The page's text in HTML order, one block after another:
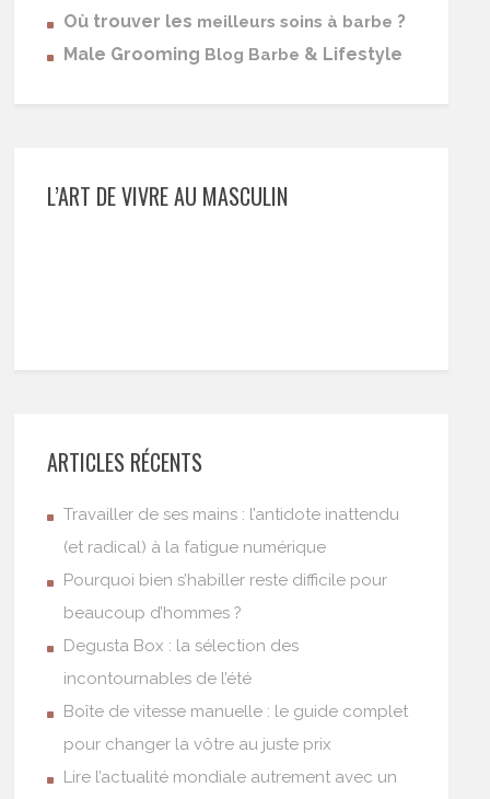
Où trouver les meilleurs soins à barbe ?
Male Grooming Blog Barbe & Lifestyle
L’ART DE VIVRE AU MASCULIN
ARTICLES RÉCENTS
Travailler de ses mains : l’antidote inattendu
(et radical) à la fatigue numérique
Pourquoi bien s’habiller reste difficile pour
beaucoup d’hommes ?
Degusta Box : la sélection des
incontournables de l’été
Boîte de vitesse manuelle : le guide complet
pour changer la vôtre au juste prix
Lire l’actualité mondiale autrement avec un